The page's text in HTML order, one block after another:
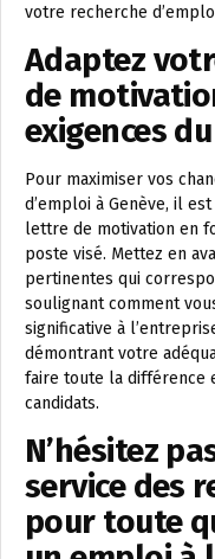
votre recherche
Adaptez
de
exigences
Pour maximiser vos
d’emploi à Genève, il
lettre de motivation en
poste visé. Mettez en
pertinentes qui
soulignant comment
significative à
démontrant votre
faire toute la différence
candidats.
N’hésitez
service des
pour toute